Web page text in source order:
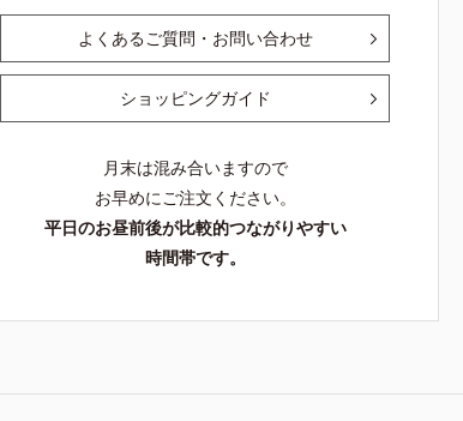
よくあるご質問・お問い合わせ
ショッピングガイド
月末は混み合いますので
お早めにご注文ください。
平日のお昼前後が比較的つながりやすい
時間帯です。